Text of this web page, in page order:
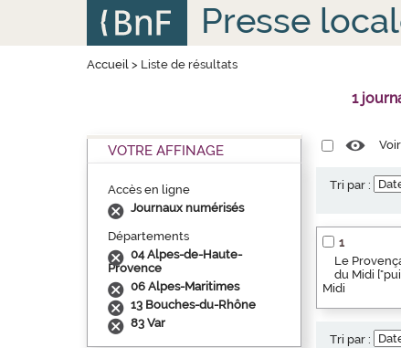
Presse
Accueil> Liste de résultats
1
VOTRE AFFINAGE
Accès en ligne
Journaux numérisés
Départements
04 Alpes-de-Haute-
Provence
06 Alpes-Maritimes
13 Bouches-du-Rhône
83 Var
Tri par :
1
Le
du Midi
Midi
Tri par :
Panneau de gestion des cookies